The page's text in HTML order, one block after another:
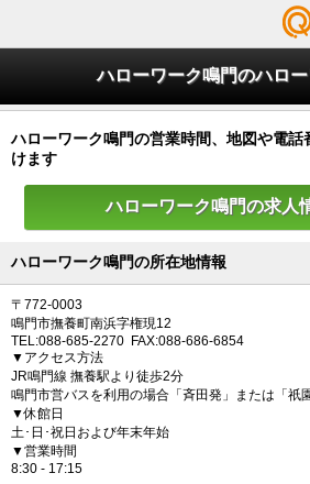
ハローワーク鳴門のハロ
ハローワーク鳴門の営業時間、地図や電
けます
ハローワーク鳴門の求人
ハローワーク鳴門の所在地情報
〒772-0003
鳴門市撫養町南浜字権現12
TEL:088-685-2270 FAX:088-686-6854
▼アクセス方法
JR鳴門線 撫養駅より徒歩2分
鳴門市営バスを利用の場合「斉田発」または「祇
▼休館日
土･日･祝日および年末年始
▼営業時間
8:30 - 17:15